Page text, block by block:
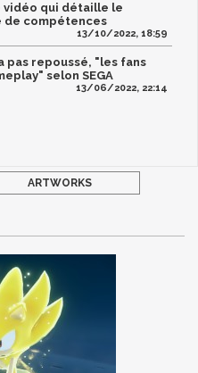
vidéo qui détaille le
de compétences
13/10/2022, 18:59
pas repoussé, "les fans
selon SEGA
13/06/2022, 22:14
ARTWORKS